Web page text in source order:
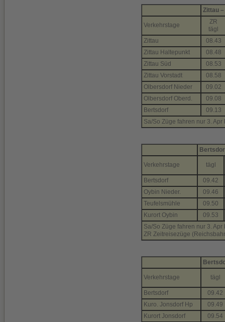
Zittau
Verkehrstage
ZR
tägl
Zittau
08.43
Zittau Haltepunkt
08.48
Zittau Süd
08.53
Zittau Vorstadt
08.58
Olbersdorf Nieder
09.02
Olbersdorf Oberd.
09.08
Bertsdorf
09.13
Sa/So Züge fahren nur 3.
Verkehrstage tägl
Bertsdorf
09.42
Oybin Nieder.
09.46
Teufelsmühle
09.50
Kurort Oybin
09.53
Sa/So Züge fahren nur 3.
ZR Zeitreisezüge
Verkehrstage tägl
Bertsdorf
09.42
Kuro. Jonsdorf Hp
09.49
Kurort Jonsdorf
09.54